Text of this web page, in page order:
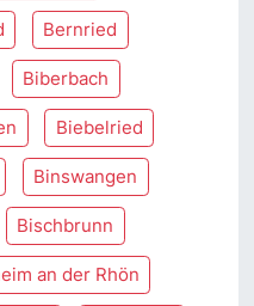
Bernried
Biberbach
Biebelried
Binswangen
Bischbrunn
an der Rhön